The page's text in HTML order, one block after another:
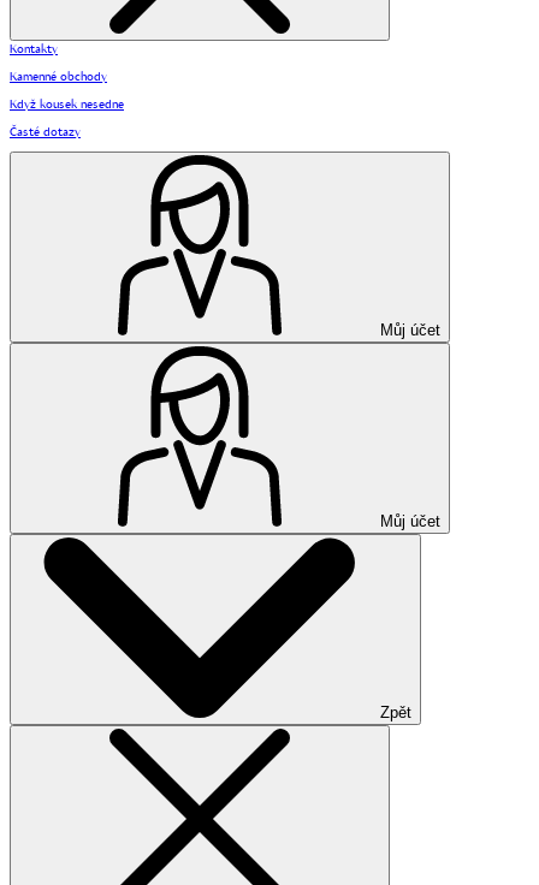
Kontakty
Kamenné obchody
Když kousek nesedne
Časté dotazy
Můj účet
Můj účet
Zpět